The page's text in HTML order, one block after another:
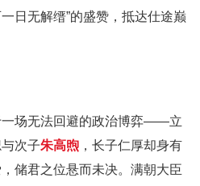
日无解缙”的盛赞，抵达仕途巅
一场无法回避的政治博弈——立
次子朱高煦 ，长子仁厚却身有
储君之位悬而未决。满朝大臣